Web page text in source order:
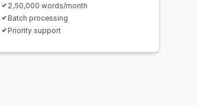
2,50,000 words/month
Batch processing
Priority support